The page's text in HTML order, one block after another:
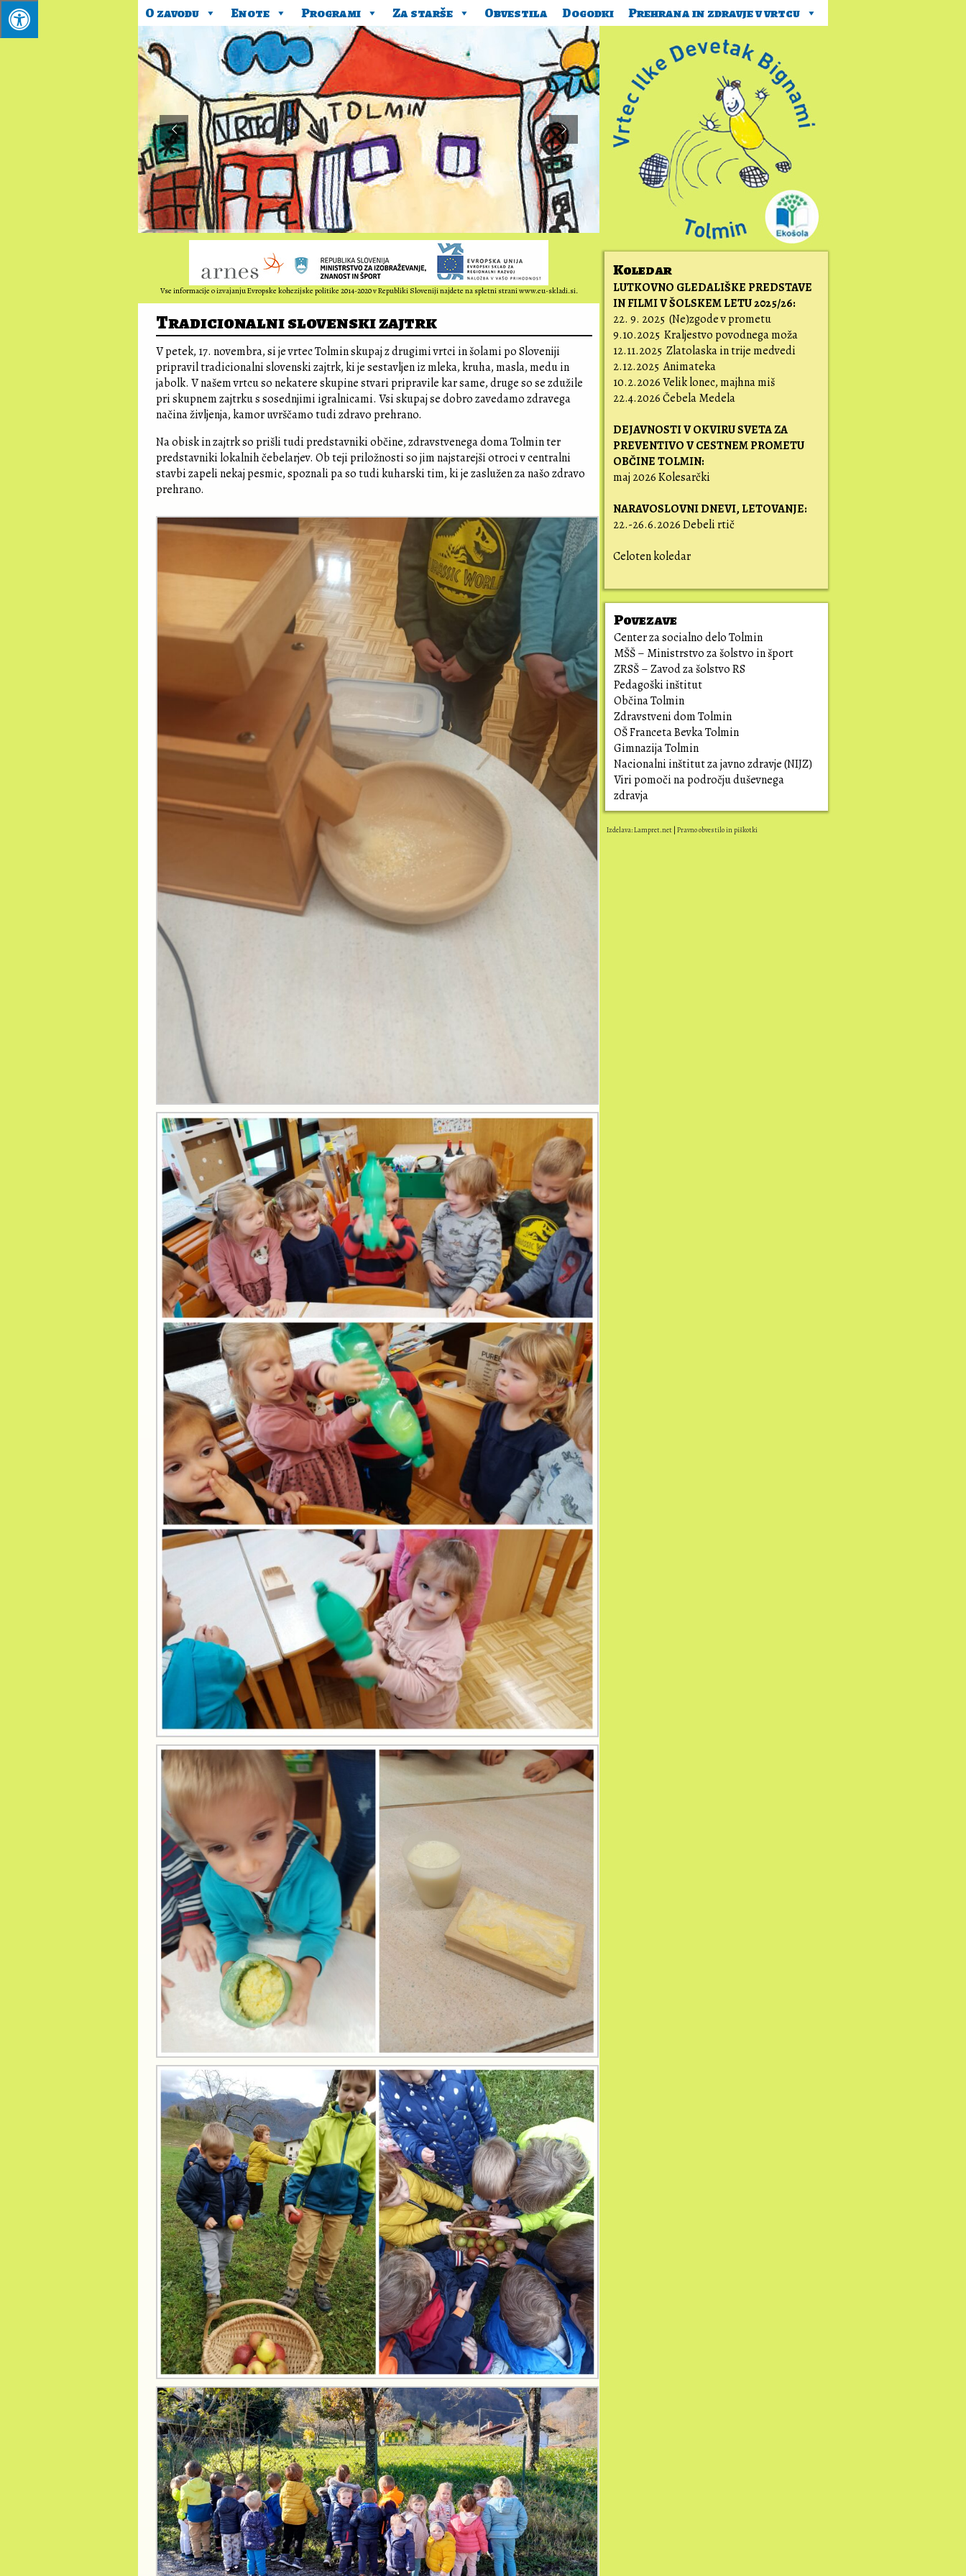
O zavodu Enote Programi Za starše Obvestila Dogodki Prehrana in zdravje v vrtcu
Koledar
LUTKOVNO GLEDALIŠKE PREDSTAVE
IN FILMI V ŠOLSKEM LETU 2025/26:
22. 9. 2025 (Ne)zgode v prometu
9.10.2025 Kraljestvo povodnega moža
12.11.2025 Zlatolaska in trije medvedi
2.12.2025 Animateka
10.2.2026 Velik lonec, majhna miš
22.4.2026 Čebela Medela
DEJAVNOSTI V OKVIRU SVETA ZA
PREVENTIVO V CESTNEM PROMETU
OBČINE TOLMIN:
maj 2026 Kolesarčki
NARAVOSLOVNI DNEVI,LETOVANJE:
22.-26.6.2026 Debeli rtič
Celoten koledar
Povezave
Center za socialno delo Tolmin
MŠŠ – Ministrstvo za šolstvo in šport
ZRSŠ – Zavod za šolstvo RS
Pedagoški inštitut
Občina Tolmin
Zdravstveni dom Tolmin
OŠ Franceta Bevka Tolmin
Gimnazija Tolmin
Nacionalni inštitut za javno zdravje (NIJZ)
Viri pomoči na področju duševnega
zdravja
Izdelava: Lampret.net | Pravno obvestilo in piškotki
Vse informacije o izvajanju Evropske kohezijske politike 2014-2020 v Republiki Sloveniji najdete na spletni strani www.eu-skladi.si.
Tradicionalni slovenski zajtrk
V petek, 17. novembra, si je vrtec Tolmin skupaj z drugimi vrtci in šolami po Sloveniji
pripravil tradicionalni slovenski zajtrk, ki je sestavljen iz mleka, kruha, masla, medu in
jabolk. V našem vrtcu so nekatere skupine stvari pripravile kar same, druge so se zdužile
pri skupnem zajtrku s sosednjimi igralnicami. Vsi skupaj se dobro zavedamo zdravega
načina življenja, kamor uvrščamo tudi zdravo prehrano.
Na obisk in zajtrk so prišli tudi predstavniki občine, zdravstvenega doma Tolmin ter
predstavniki lokalnih čebelarjev. Ob teji priložnosti so jim najstarejši otroci v centralni
stavbi zapeli nekaj pesmic, spoznali pa so tudi kuharski tim, ki je zaslužen za našo zdravo
prehrano.